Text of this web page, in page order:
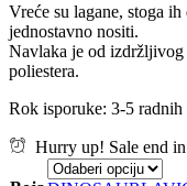
Vreće su lagane, stoga
jednostavno nositi.
Navlaka je od
poliestera.
Rok isporuke: 3-5 radnih
Hurry up! Sale end